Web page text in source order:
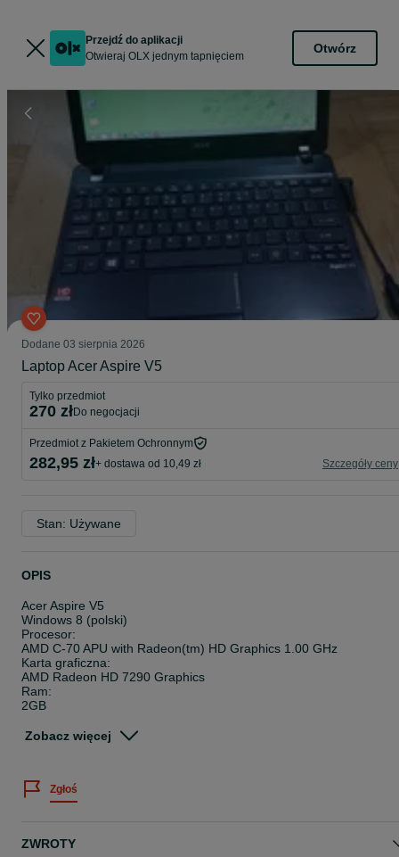
Przejdź do aplikacji
Otwieraj OLX jednym tapnięciem
Otwórz
Dodane 03 sierpnia 2026
Laptop Acer Aspire V5
Tylko przedmiot
270 zł do negocjacji
Przedmiot z Pakietem Ochronnym
282,95 zł+ dostawa od 10,49 zł Szczegóły ceny
Stan: Używane
OPIS
Acer Aspire V5
Windows 8 (polski)
Procesor:
AMD C-70 APU with Radeon(tm) HD Graphics 1.00 GHz
Karta graficzna:
AMD Radeon HD 7290 Graphics
Ram:
2GB
Acer(C:)
pod ładowarką !!
Zobacz więcej
Zgłoś
ZWROTY